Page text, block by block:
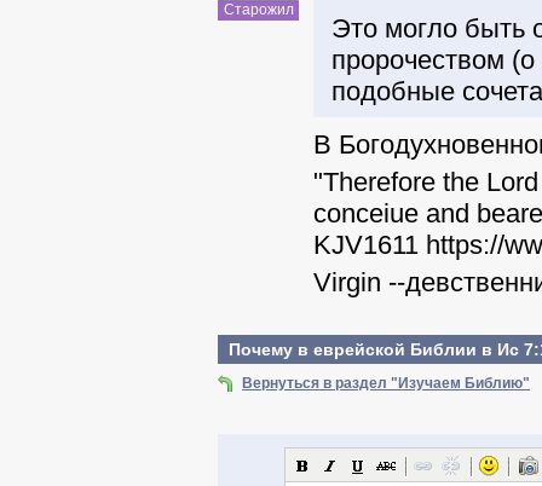
Старожил
Это могло быть
пророчеством
подобные
В
"Therefore the
conceiue and
KJV1611 https://
Virgin --
Почему в еврейской Библии в Ис
Вернуться в раздел "Изучаем Библию"